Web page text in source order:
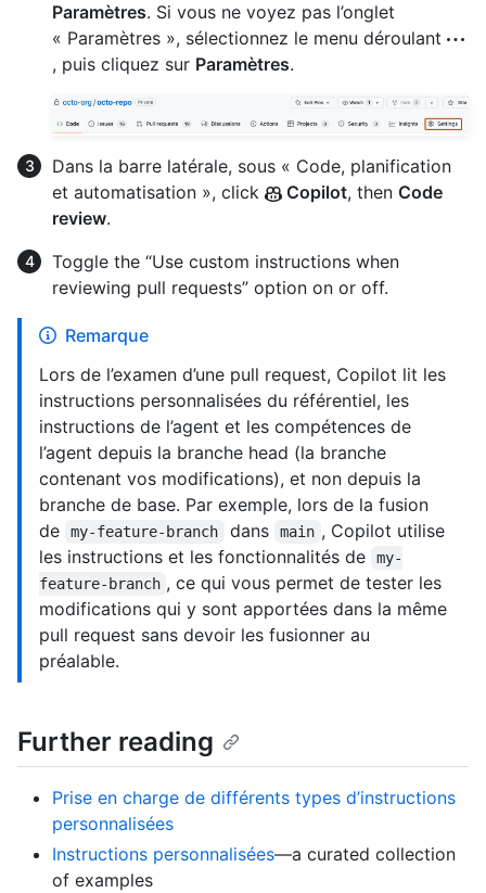
Paramètres. Si vous ne voyez pas l’onglet
« Paramètres », sélectionnez le menu déroulant
, puis cliquez sur Paramètres.
Dans la barre latérale, sous « Code, planification
et automatisation », click
Copilot, then Code
review.
Toggle the “Use custom instructions when
reviewing pull requests” option on or off.
Remarque
Lors de l’examen d’une pull request, Copilot lit les
instructions personnalisées du référentiel, les
instructions de l’agent et les compétences de
l’agent depuis la branche head (la branche
contenant vos modifications), et non depuis la
branche de base. Par exemple, lors de la fusion
de
my-feature-branch dans main , Copilot utilise
les instructions et les fonctionnalités de
my-
feature-branch , ce qui vous permet de tester les
modifications qui y sont apportées dans la même
pull request sans devoir les fusionner au
préalable.
Further reading
Prise en charge de différents types d’instructions
personnalisées
Instructions personnalisées—a curated collection
of examples